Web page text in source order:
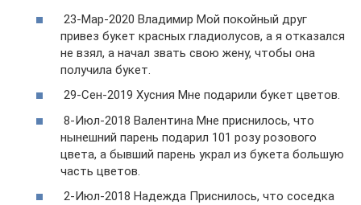
23-Мар-2020 Владимир Мой покойный друг
привез букет красных гладиолусов, а я отказался
не взял, а начал звать свою жену, чтобы она
получила букет.
29-Сен-2019 Хусния Мне подарили букет цветов.
8-Июл-2018 Валентина Мне приснилось, что
нынешний парень подарил 101 розу розового
цвета, а бывший парень украл из букета большую
часть цветов.
2-Июл-2018 Надежда Приснилось, что соседка